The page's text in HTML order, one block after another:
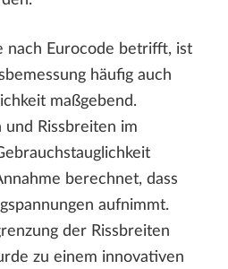
nach Eurocode betrifft, ist
häufig auch
maßgebend.
und Rissbreiten im
berechnet, dass
aufnimmt.
der Rissbreiten
zu einem innovativen